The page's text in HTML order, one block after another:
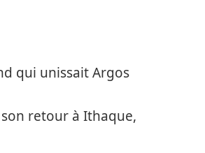
qui unissait Argos
retour à Ithaque,